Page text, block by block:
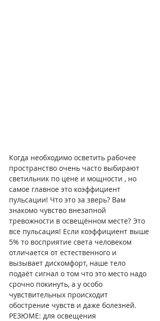
Когда необходимо осветить рабочее
пространство очень часто выбирают
светильник по цене и мощности , но
самое главное это коэффициент
пульсации! Что это за зверь? Вам
знакомо чувство внезапной
тревожности в освещённом месте? Это
все пульсация! Если коэффициент выше
5% то восприятие света человеком
отличается от естественного и
вызывает дискомфорт, наше тело
подаёт сигнал о том что это место надо
срочно покинуть, а у особо
чувствительных происходит
обострение чувств и даже болезней.
РЕЗЮМЕ: для освещения